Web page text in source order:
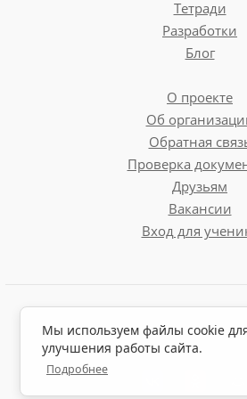
Придание
рифленой поверхности для
по заготовке поверхность
шероховатой, что
схватывание деталей
Тетради
Разработки
Блог
О проекте
Об
Обратная
Проверка
Друзьям
Вакансии
Вход для
Политика обработки
Политика использования
Мы используем файлы cookie
улучшения работы сайта.
Подробнее